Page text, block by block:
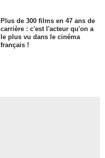
Plus de 300 films en 47 ans de
carrière : c'est l'acteur qu'on a
le plus vu dans le cinéma
français !